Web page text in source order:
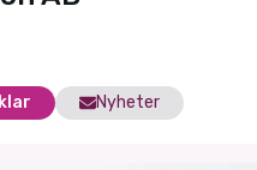
Nyheter